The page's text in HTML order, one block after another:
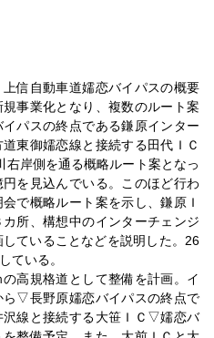
信自動車道嬬恋バイパスの概要
事業化となり、複数のルート案
パスの終点である鎌原インター
東御嬬恋線と接続する田代ＩＣ
岸側を通る概略ルート案となっ
を見込んでいる。このほど行わ
で概略ルート案を示し、鎌原Ｉ
所、構想中のインターチェンジ
ていることなどを説明した。26
ている。
高規格道として整備を計画。イ
ら▽長野原嬬恋バイパスの終点で
線と接続する大笹ＩＣ▽嬬恋バ